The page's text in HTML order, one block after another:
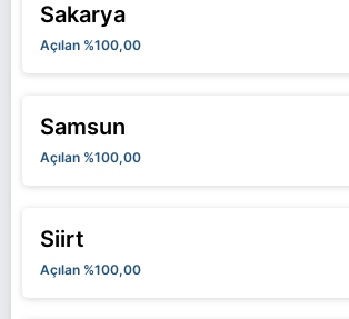
Sakarya
Açılan %100,00
Samsun
Açılan %100,00
Siirt
Açılan %100,00